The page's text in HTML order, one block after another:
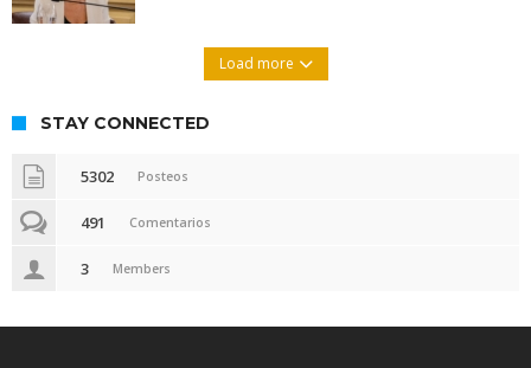
Load more
STAY CONNECTED
5302 Posteos
491 Comentarios
3 Members